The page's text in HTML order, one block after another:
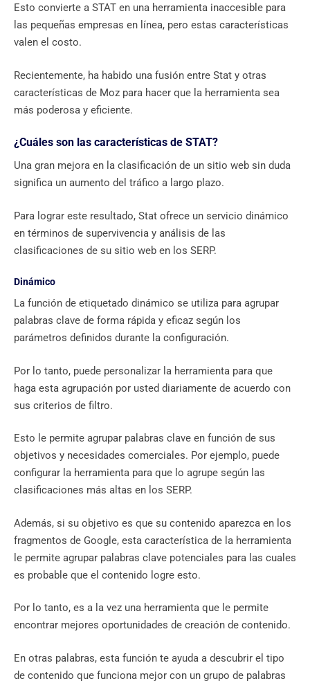
Esto convierte a STAT en una herramienta inaccesible para
las pequeñas empresas en línea, pero estas características
valen el costo.
Recientemente, ha habido una fusión entre Stat y otras
características de Moz para hacer que la herramienta sea
más poderosa y eficiente.
¿Cuáles son las características de STAT?
Una gran mejora en la clasificación de un sitio web sin duda
significa un aumento del tráfico a largo plazo.
Para lograr este resultado, Stat ofrece un servicio dinámico
en términos de supervivencia y análisis de las
clasificaciones de su sitio web en los SERP.
Dinámico
La función de etiquetado dinámico se utiliza para agrupar
palabras clave de forma rápida y eficaz según los
parámetros definidos durante la configuración.
Por lo tanto, puede personalizar la herramienta para que
haga esta agrupación por usted diariamente de acuerdo con
sus criterios de filtro.
Esto le permite agrupar palabras clave en función de sus
objetivos y necesidades comerciales. Por ejemplo, puede
configurar la herramienta para que lo agrupe según las
clasificaciones más altas en los SERP.
Además, si su objetivo es que su contenido aparezca en los
fragmentos de Google, esta característica de la herramienta
le permite agrupar palabras clave potenciales para las cuales
es probable que el contenido logre esto.
Por lo tanto, es a la vez una herramienta que le permite
encontrar mejores oportunidades de creación de contenido.
En otras palabras, esta función te ayuda a descubrir el tipo
de contenido que funciona mejor con un grupo de palabras